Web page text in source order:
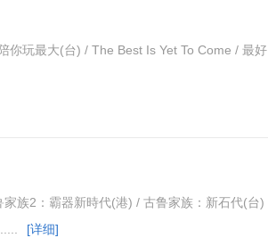
大(台) / The Best Is Yet To Come / 最好
霸器新時代(港) / 古鲁家族：新石代(台)
[详细]